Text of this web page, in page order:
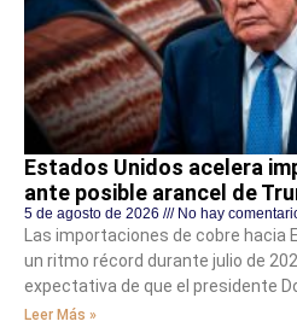
Estados Unidos acelera
ante posible arancel de
5 de agosto de 2026 No hay
Las importaciones de cobre hacia
un ritmo récord durante julio de
expectativa de que el presidente
Leer Más »